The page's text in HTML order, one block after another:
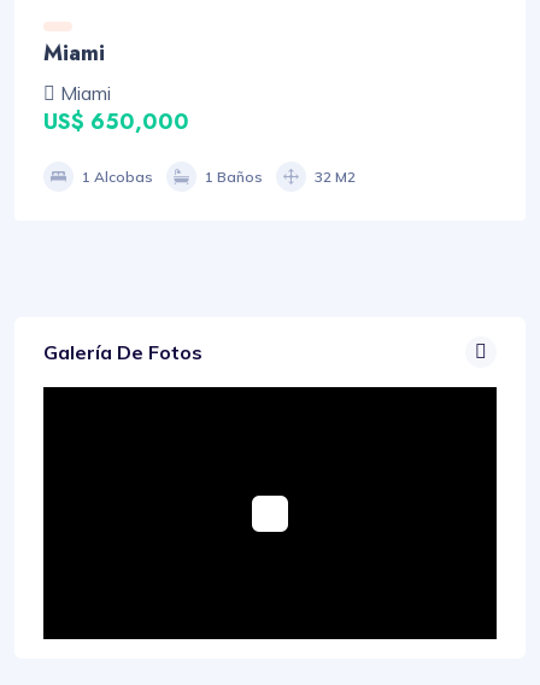
Miami
Miami
US$ 650,000
1 Alcobas 1 Baños 32 M2
Galería De Fotos